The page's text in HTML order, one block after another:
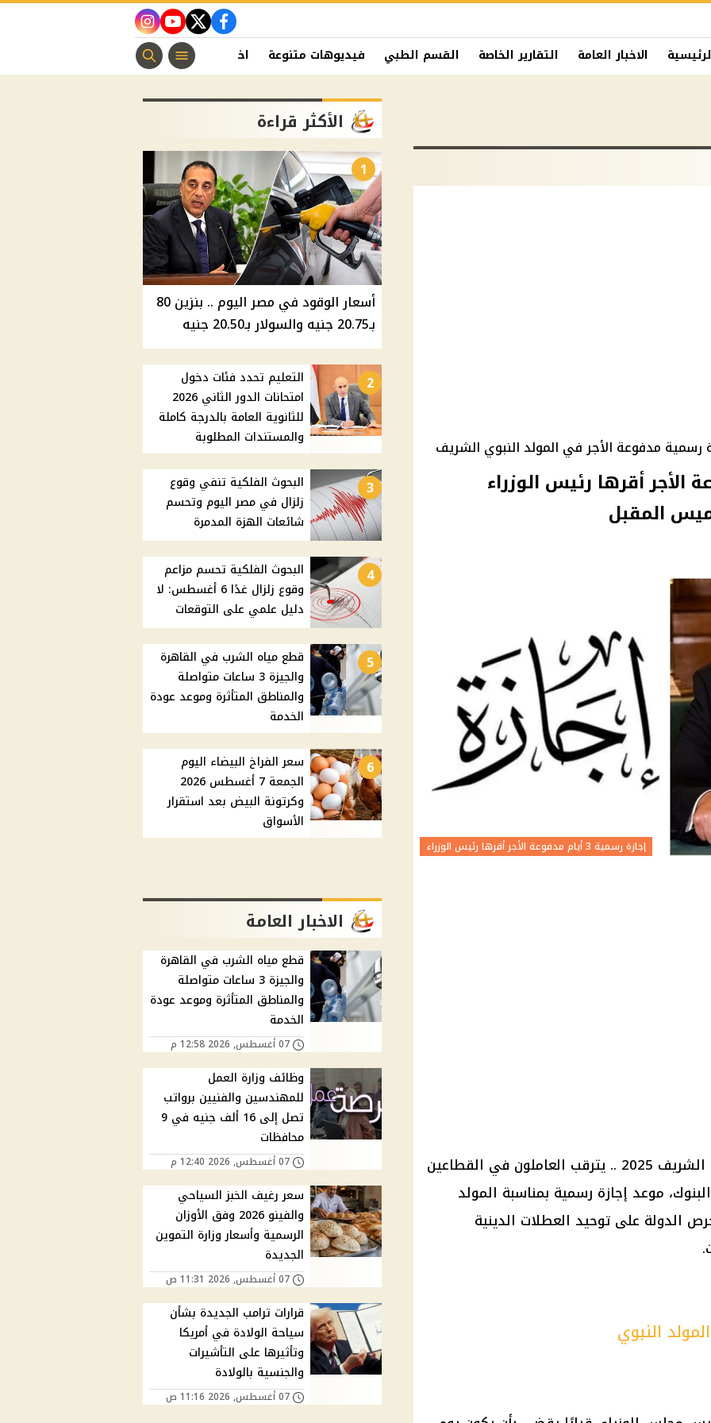
facebook
twitter
youtube
instagram
الاخبار العامة التقارير الخاصة القسم الطبي فيديوهات متنوعة اخبار الفن منوعات مسيحية
رسمية مدفوعة الأجر في المولد النبوي الشريف
مدفوعة الأجر أقرها رئيس الوزراء
إجازة رسمية 3 أيام مدفوعة الأجر أقرها رئيس الوزراء
إجازة رسمية .. إجازة المولد النبوي الشريف 2025 .. يترقب العاملون في القطاعين
موعد إجازة رسمية بمناسبة المولد
لعام 2025، حيث تحرص الدولة على توحيد العطلات الدينية
النبوي
الأكثر قراءة
1
أسعار الوقود في مصر اليوم .. بنزين 80
بـ20.75 جنيه والسولار بـ20.50 جنيه
2
التعليم تحدد فئات دخول
امتحانات الدور الثاني 2026
للثانوية العامة بالدرجة كاملة
والمستندات المطلوبة
3
البحوث الفلكية تنفي وقوع
زلزال في مصر اليوم وتحسم
شائعات الهزة المدمرة
4
البحوث الفلكية تحسم مزاعم
وقوع زلزال غدًا 6 أغسطس: لا
دليل علمي على التوقعات
5
قطع مياه الشرب في القاهرة
والجيزة 3 ساعات متواصلة
والمناطق المتأثرة وموعد عودة
الخدمة
6
سعر الفراخ البيضاء اليوم
الجمعة 7 أغسطس 2026
وكرتونة البيض بعد استقرار
الأسواق
الاخبار العامة
قطع مياه الشرب في القاهرة
والجيزة 3 ساعات متواصلة
والمناطق المتأثرة وموعد عودة
الخدمة
07 أغسطس, 2026 12:58 م
وظائف وزارة العمل
للمهندسين والفنيين برواتب
تصل إلى 16 ألف جنيه في 9
محافظات
07 أغسطس, 2026 12:40 م
سعر رغيف الخبز السياحي
والفينو 2026 وفق الأوزان
الرسمية وأسعار وزارة التموين
الجديدة
07 أغسطس, 2026 11:31 ص
قرارات ترامب الجديدة بشأن
سياحة الولادة في أمريكا
وتأثيرها على التأشيرات
والجنسية بالولادة
07 أغسطس, 2026 11:16 ص